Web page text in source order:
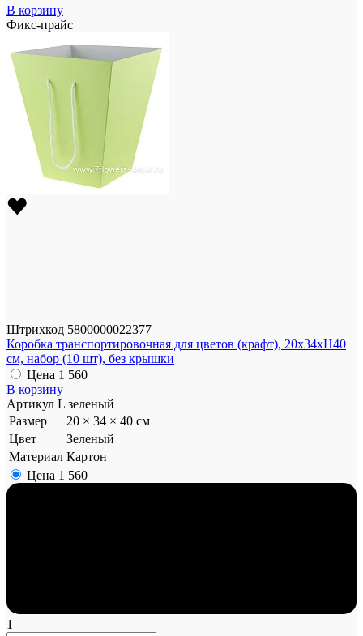
В корзину
Фикс-прайс
Штрихкод 5800000022377
Коробка транспортировочная для цветов (крафт), 20x34xH40
см, набор (10 шт), без крышки
Цена 1 560
В корзину
Артикул L зеленый
Размер
20 × 34 × 40 см
Цвет
Зеленый
Материал Картон
Цена 1 560
1